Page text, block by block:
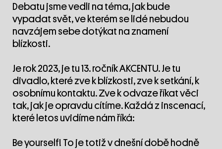
Debatu jsme vedli na téma, jak bude
vypadat svět, ve kterém se lidé nebudou
navzájem sebe dotýkat na znamení
blízkosti.
Je rok 2023, je tu 13. ročník AKCENTU. Je tu
divadlo, které zve k blízkosti, zve k setkání, k
osobnímu kontaktu. Zve k odvaze říkat věci
tak, jak je opravdu cítíme. Každá z inscenací,
které letos uvidíme nám říká:
Be yourself! To je totiž v dnešní době hodně